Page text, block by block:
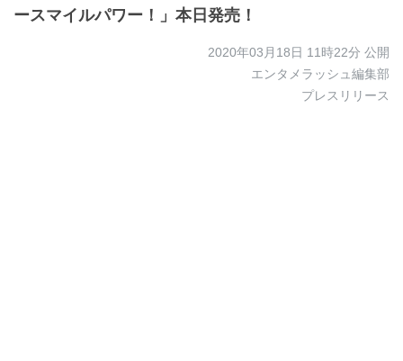
ースマイルパワー！」本日発売！
2020年03月18日 11時22分 公開
エンタメラッシュ編集部
プレスリリース